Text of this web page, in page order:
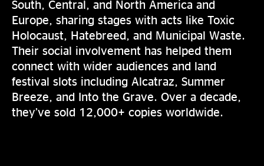
South, Central, and North America and
Europe, sharing stages with acts like Toxic
Holocaust, Hatebreed, and Municipal Waste.
Their social involvement has helped them
connect with wider audiences and land
festival slots including Alcatraz, Summer
Breeze, and Into the Grave. Over a decade,
they’ve sold 12,000+ copies worldwide.